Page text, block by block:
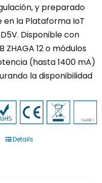
y preparado
la Plataforma IoT
Disponible con
ZHAGA 12 o módulos
(hasta 1400 mA)
la disponibilidad
Este
Details